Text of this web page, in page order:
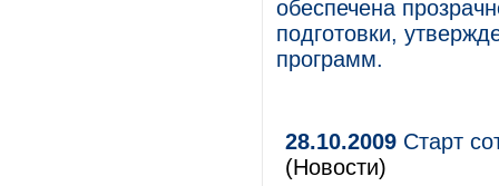
обеспечена
подготовки,
программ.
28.10.2009 Старт
(Новости)